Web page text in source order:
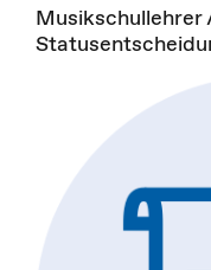
Musikschullehrer